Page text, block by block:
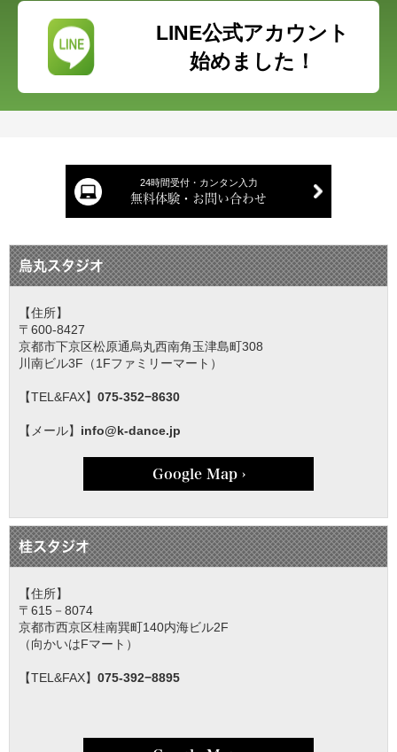
LINE公式アカウント
始めました！
24時間受付・カンタン入力
無料体験・お問い合わせ
烏丸スタジオ
【住所】
〒600-8427
京都市下京区松原通烏丸西南角玉津島町308
川南ビル3F（1Fファミリーマート）
【TEL&FAX】 075-352−8630
【メール】 info@k-dance.jp
Google Map ›
桂スタジオ
【住所】
〒615－8074
京都市西京区桂南巽町140内海ビル2F
（向かいはFマート）
【TEL&FAX】 075-392−8895